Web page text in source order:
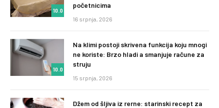
10.0
početnicima
16 srpnja, 2026
10.0
Na klimi postoji skrivena funkcija koju mnogi
ne koriste: Brzo hladi a smanjuje račune za
struju
15 srpnja, 2026
Džem od šljiva iz rerne: starinski recept za